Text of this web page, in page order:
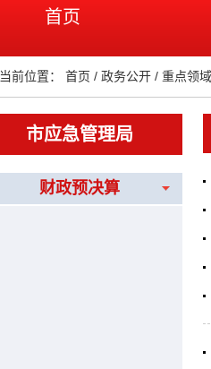
首页
当前位置： 首页 / 政务公开 / 重点领
市应急管理局
财政预决算